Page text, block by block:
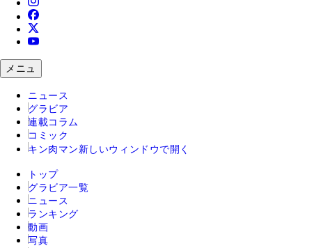
メニュ
ニュース
グラビア
連載コラム
コミック
キン肉マン 新しいウィンドウで開く
トップ
グラビア一覧
ニュース
ランキング
動画
写真